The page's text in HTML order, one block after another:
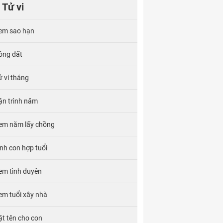
Tử vi
sao hạn
đất
vi tháng
trình năm
năm lấy chồng
con hợp tuổi
tình duyên
tuổi xây nhà
tên cho con